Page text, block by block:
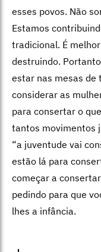
esses povos. Não
Estamos
tradicional. É
destruindo.
estar nas mesas de
considerar as
para consertar o
tantos movimentos
“a juventude vai
estão lá para
começar a
pedindo para que
lhes a infância.